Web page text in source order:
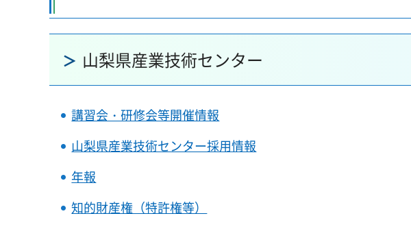
山梨県産業技術センター
講習会・研修会等開催情報
山梨県産業技術センター採用情報
年報
知的財産権（特許権等）